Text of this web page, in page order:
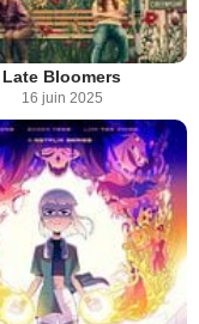
Late Bloomers
16 juin 2025